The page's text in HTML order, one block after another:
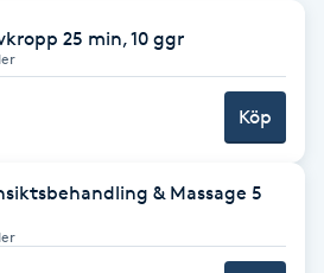
25 min, 10 ggr
Köp
& Massage 5